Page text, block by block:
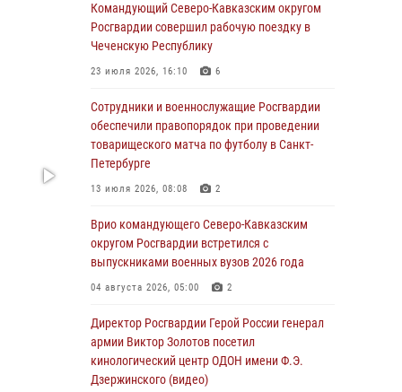
Росгвардейцы обеспечили безопасность
«Поезда Победы» в Кузбассе
08 августа 2026, 07:00
В Кабардино-Балкарии сотрудники
Росгвардии провели турнир по настольному
теннису ко Дню физкультурника
08 августа 2026, 07:00
медикам и девушке с ограниченными
возможностями здоровья (видео)
08 августа 2026, 06:32 1
память товарища на тактическом турнире
(видео)
08 августа 2026, 06:15 9 1
Командующий Северо-Кавказским округом
Росгвардии совершил рабочую поездку в
Чеченскую Республику
23 июля 2026, 16:10 6
Сотрудники и военнослужащие Росгвардии
обеспечили правопорядок при проведении
товарищеского матча по футболу в Санкт-
Петербурге
13 июля 2026, 08:08 2
Врио командующего Северо-Кавказским
округом Росгвардии встретился с
выпускниками военных вузов 2026 года
04 августа 2026, 05:00 2
Директор Росгвардии Герой России генерал
армии Виктор Золотов посетил
кинологический центр ОДОН имени Ф.Э.
Дзержинского (видео)